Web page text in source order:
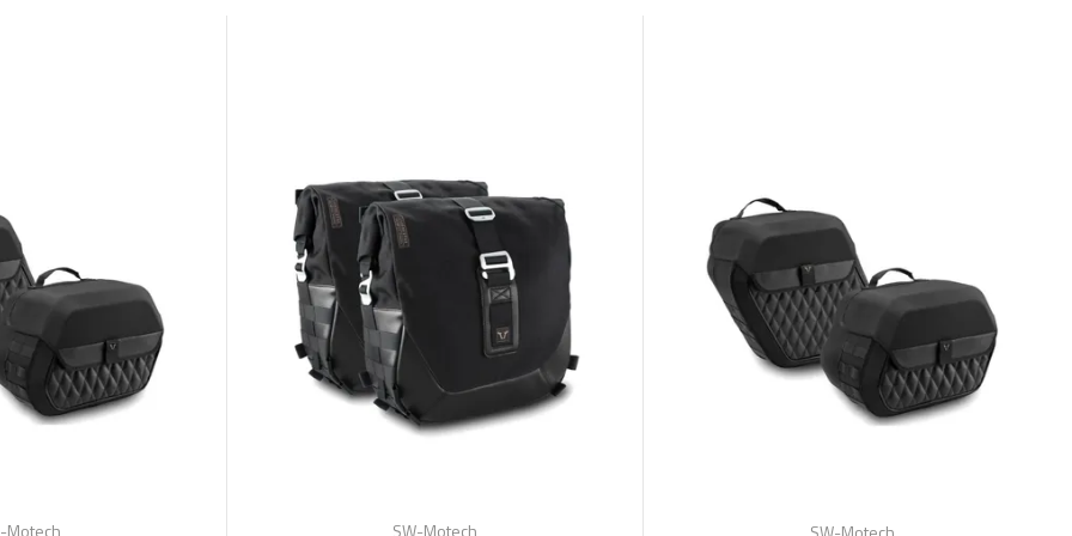
Motech SW-Motech